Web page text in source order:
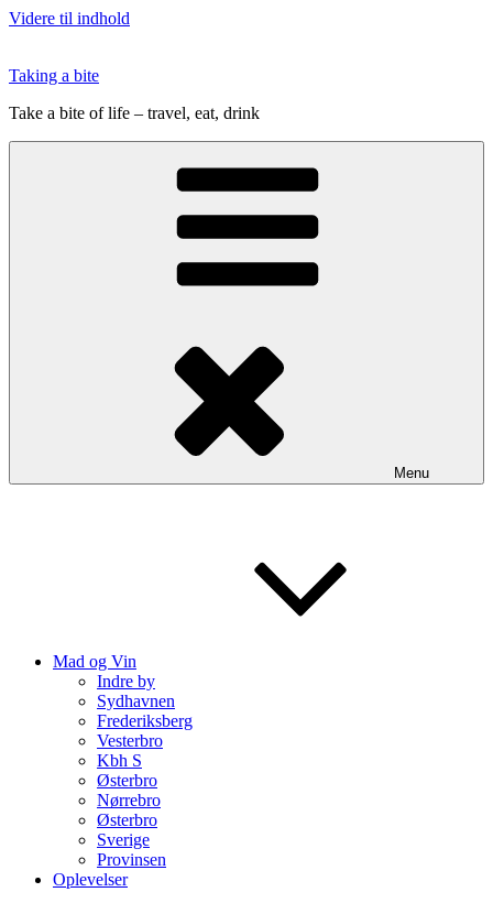
Videre til indhold
Taking a bite
Take a bite of life – travel, eat, drink
Menu
Mad og Vin
Indre by
Sydhavnen
Frederiksberg
Vesterbro
Kbh S
Østerbro
Nørrebro
Østerbro
Sverige
Provinsen
Oplevelser